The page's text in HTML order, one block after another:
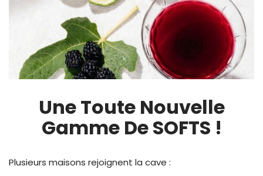
Une Toute Nouvelle
Gamme De SOFTS !
Plusieurs maisons rejoignent la cave :